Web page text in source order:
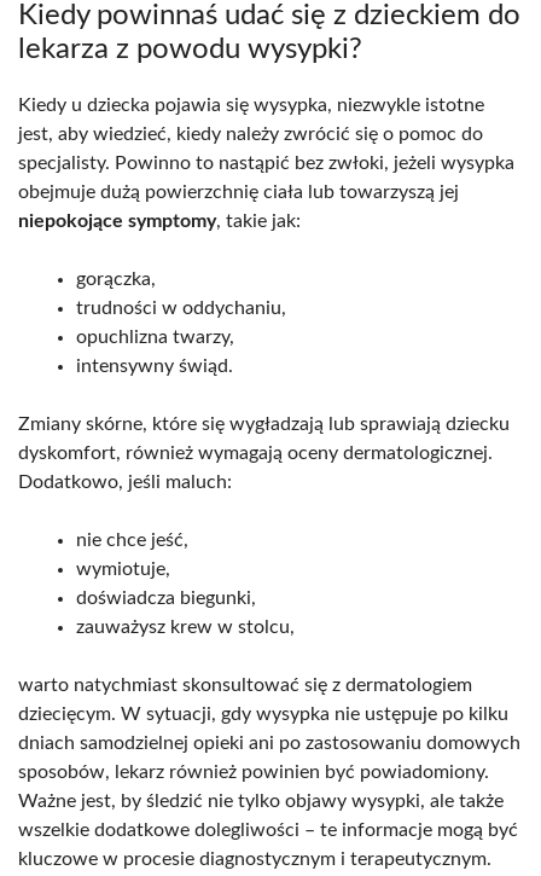
Kiedy powinnaś udać się z dzieckiem do
lekarza z powodu wysypki?
Kiedy u dziecka pojawia się wysypka, niezwykle istotne
jest, aby wiedzieć, kiedy należy zwrócić się o pomoc do
specjalisty. Powinno to nastąpić bez zwłoki, jeżeli wysypka
obejmuje dużą powierzchnię ciała lub towarzyszą jej
niepokojące symptomy, takie jak:
gorączka,
trudności w oddychaniu,
opuchlizna twarzy,
intensywny świąd.
Zmiany skórne, które się wygładzają lub sprawiają dziecku
dyskomfort, również wymagają oceny dermatologicznej.
Dodatkowo, jeśli maluch:
nie chce jeść,
wymiotuje,
doświadcza biegunki,
zauważysz krew w stolcu,
warto natychmiast skonsultować się z dermatologiem
dziecięcym. W sytuacji, gdy wysypka nie ustępuje po kilku
dniach samodzielnej opieki ani po zastosowaniu domowych
sposobów, lekarz również powinien być powiadomiony.
Ważne jest, by śledzić nie tylko objawy wysypki, ale także
wszelkie dodatkowe dolegliwości – te informacje mogą być
kluczowe w procesie diagnostycznym i terapeutycznym.